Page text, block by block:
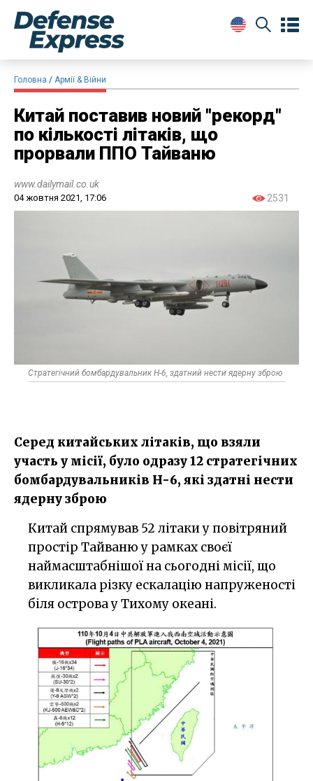
Головна Армії & Війни
Китай поставив новий "рекорд"
по кількості літаків, що
прорвали ППО Тайваню
www.dailymail.co.uk
04 жовтня 2021, 17:06 2531
Стратегічний бомбардувальник H-6, здатний нести ядерну зброю
Серед китайських літаків, що взяли
участь у місії, було одразу 12 стратегічних
бомбардувальників H-6, які здатні нести
ядерну зброю
Китай спрямував 52 літаки у повітряний
простір Тайваню у рамках своєї
наймасштабнішої на сьогодні місії, що
викликала різку ескалацію напруженості
біля острова у Тихому океані.